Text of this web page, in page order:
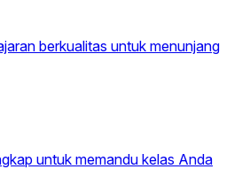
berkualitas untuk menunjang
untuk memandu kelas Anda